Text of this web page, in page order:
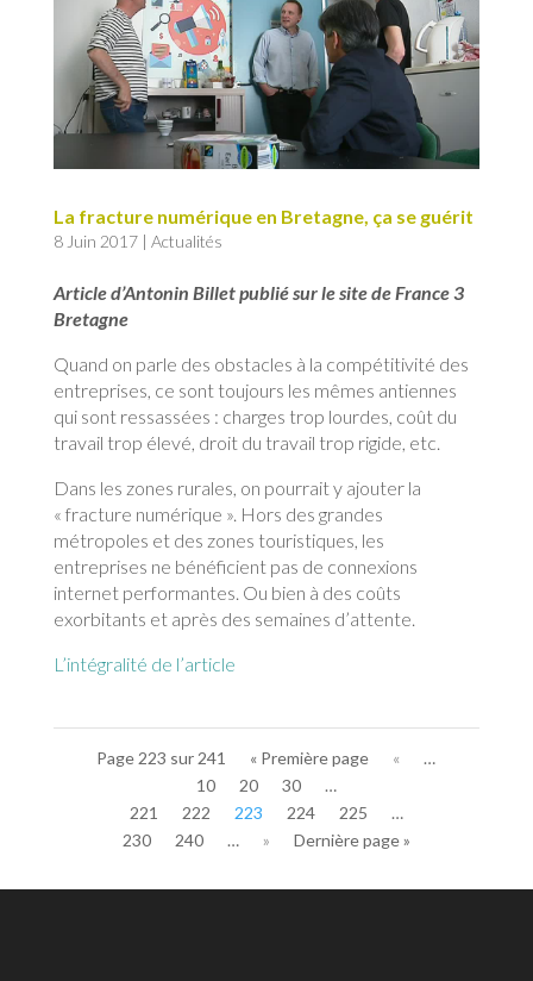
La fracture numérique en Bretagne, ça se guérit
8 Juin 2017| Actualités
Article d’Antonin Billet publié sur le site de France 3
Bretagne
Quand on parle des obstacles à la compétitivité des
entreprises, ce sont toujours les mêmes antiennes
qui sont ressassées : charges trop lourdes, coût du
travail trop élevé, droit du travail trop rigide, etc.
Dans les zones rurales, on pourrait y ajouter la
« fracture numérique ». Hors des grandes
métropoles et des zones touristiques, les
entreprises ne bénéficient pas de connexions
internet performantes. Ou bien à des coûts
exorbitants et après des semaines d’attente.
L’intégralité de l’article
Page 223 sur 241 « Première page «
…
10
20 30
…
221
222 223 224 225
…
230
240 … » Dernière page »